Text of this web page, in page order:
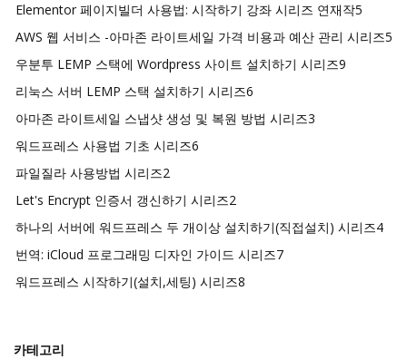
Elementor 페이지빌더 사용법: 시작하기 강좌 시리즈 연재작5
AWS 웹 서비스 -아마존 라이트세일 가격 비용과 예산 관리 시리즈5
우분투 LEMP 스택에 Wordpress 사이트 설치하기 시리즈9
리눅스 서버 LEMP 스택 설치하기 시리즈6
아마존 라이트세일 스냅샷 생성 및 복원 방법 시리즈3
워드프레스 사용법 기초 시리즈6
파일질라 사용방법 시리즈2
Let's Encrypt 인증서 갱신하기 시리즈2
하나의 서버에 워드프레스 두 개이상 설치하기(직접설치) 시리즈4
번역: iCloud 프로그래밍 디자인 가이드 시리즈7
워드프레스 시작하기(설치,세팅) 시리즈8
카테고리